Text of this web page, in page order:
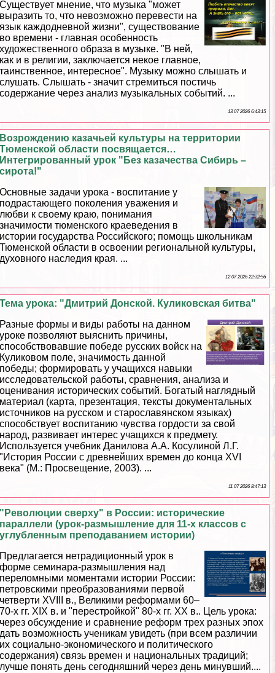
Существует мнение, что музыка "может
выразить то, что невозможно перевести на
язык каждодневной жизни", существование
во времени - главная особенность
художественного образа в музыке. "В ней,
как и в религии, заключается некое главное,
таинственное, интересное". Музыку можно слышать и
слушать. Слышать - значит стремиться постичь
содержание через анализ музыкальных событий. ...
13 07 2026 6:43:15
Возрождению казачьей культуры на территории
Тюменской области посвящается…
Интегрированный урок "Без казачества Сибирь –
сирота!"
Основные задачи урока - воспитание у
подрастающего поколения уважения и
любви к своему краю, понимания
значимости тюменского краеведения в
истории государства Российского; помощь школьникам
Тюменской области в освоении региональной культуры,
духовного наследия края. ...
12 07 2026 22:32:56
Тема урока: "Дмитрий Донской. Куликовская битва"
Разные формы и виды работы на данном
уроке позволяют выяснить причины,
способствовавшие победе русских войск на
Куликовом поле, значимость данной
победы; формировать у учащихся навыки
исследовательской работы, сравнения, анализа и
оценивания исторических событий. Богатый наглядный
материал (карта, презентация, тексты документальных
источников на русском и старославянском языках)
способствует воспитанию чувства гордости за свой
народ, развивает интерес учащихся к предмету.
Используется учебник Данилова А.А. Косулиной Л.Г.
"История России с древнейших времен до конца XVI
века" (М.: Просвещение, 2003). ...
11 07 2026 8:47:13
"Революции сверху" в России: исторические
параллели (урок-размышление для 11-х классов с
углубленным преподаванием истории)
Предлагается нетрадиционный урок в
форме семинара-размышления над
переломными моментами истории России:
петровскими преобразованиями первой
четверти XVIII в., Великими реформами 60–
70-х гг. XIX в. и "перестройкой" 80-х гг. ХХ в.. Цель урока:
через обсуждение и сравнение реформ трех разных эпох
дать возможность ученикам увидеть (при всем различии
их социально-экономического и политического
содержания) связь времен и национальных традиций;
лучше понять день сегодняшний через день минувший....